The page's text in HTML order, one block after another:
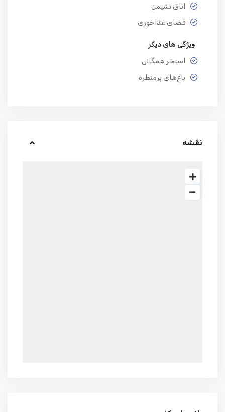
اتاق نشیمن
فضای غذاخوری
ویژگی های دیگر
استخر همگانی
باغ‌های پرمنظره
نقشه